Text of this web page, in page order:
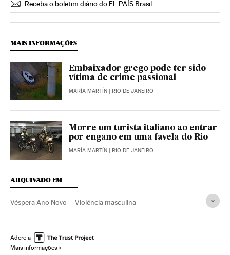
Receba o boletim diário do EL PAÍS Brasil
MAIS INFORMAÇÕES
Embaixador grego pode ter sido
vítima de crime passional
MARÍA MARTÍN | RIO DE JANEIRO
Morre um turista italiano ao entrar
por engano em uma favela do Rio
MARÍA MARTÍN | RIO DE JANEIRO
ARQUIVADO EM
Véspera Ano Novo Violência masculina
Violência Brasil Festas
Acontecimentos
Adere a
Mais informações